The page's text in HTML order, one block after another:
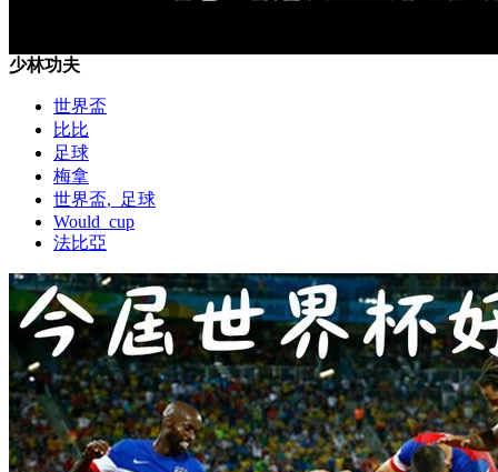
少林功夫
世界盃
比比
足球
梅拿
世界盃,_足球
Would_cup
法比亞